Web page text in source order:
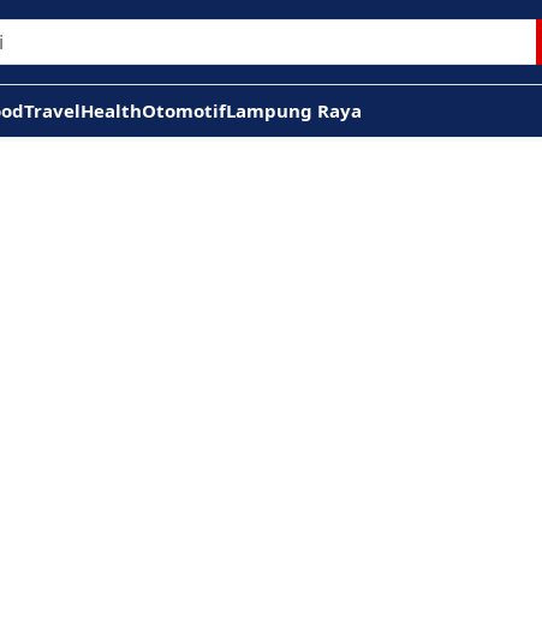
TravelHealthOtomotifLampung Raya